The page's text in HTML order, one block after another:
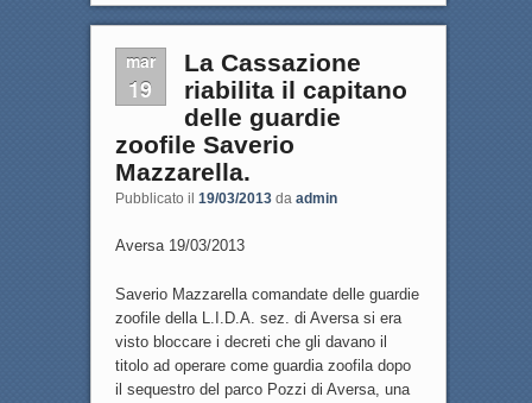
mar
19
La Cassazione
riabilita il capitano
delle guardie
zoofile Saverio
Mazzarella.
Pubblicato il 19/03/2013 da admin
Aversa 19/03/2013
Saverio Mazzarella comandate delle guardie
zoofile della L.I.D.A. sez. di Aversa si era
visto bloccare i decreti che gli davano il
titolo ad operare come guardia zoofila dopo
il sequestro del parco Pozzi di Aversa, una